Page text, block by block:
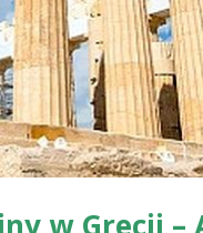
w Grecji –